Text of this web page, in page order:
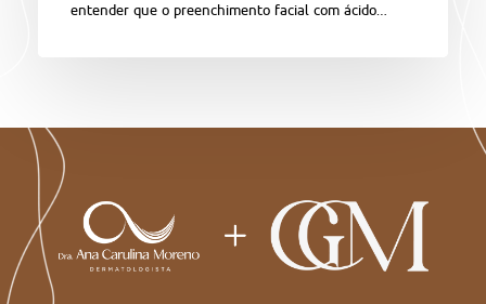
entender que o preenchimento facial com ácido…